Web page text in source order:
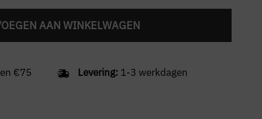
AAN WINKELWAGEN
€75 Levering: 1-3 werkdagen